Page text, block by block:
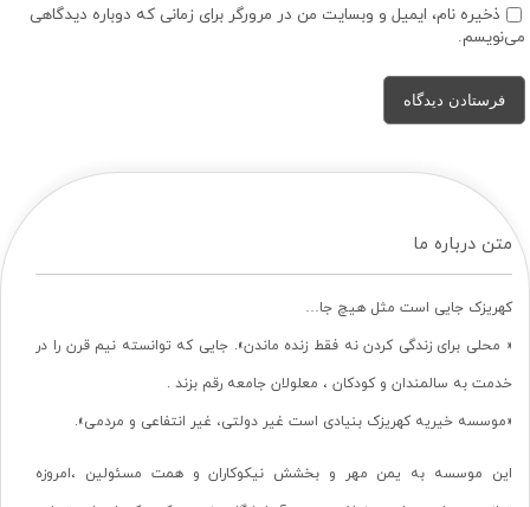
ذخیره نام، ایمیل و وبسایت من در مرورگر برای زمانی که دوباره دیدگاهی
می‌نویسم.
متن درباره ما
کهریزک جایی است مثل هیچ جا…
« محلی برای زندگی کردن نه فقط زنده ماندن». جایی که توانسته نیم قرن را در
خدمت به سالمندان و کودکان ، معلولان جامعه رقم بزند .
«موسسه خیریه کهریزک بنیادی است غیر دولتی، غیر انتفاعی و مردمی».
این موسسه به یمن مهر و بخشش نیکوکاران و همت مسئولین ،امروزه